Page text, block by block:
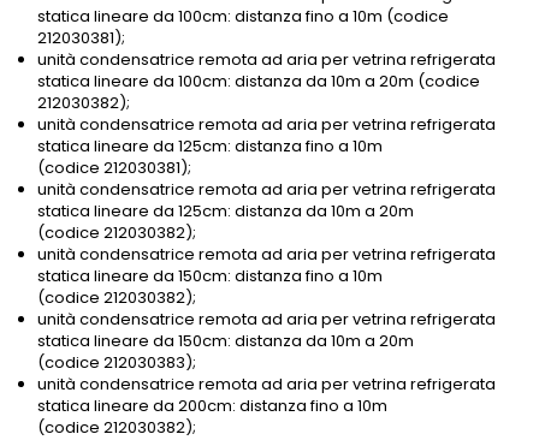
statica lineare da 100cm: distanza fino a 10m (codice
212030381);
unità condensatrice remota ad aria per vetrina refrigerata
statica lineare da 100cm: distanza da 10m a 20m (codice
212030382);
unità condensatrice remota ad aria per vetrina refrigerata
statica lineare da 125cm: distanza fino a 10m
(codice 212030381);
unità condensatrice remota ad aria per vetrina refrigerata
statica lineare da 125cm: distanza da 10m a 20m
(codice 212030382);
unità condensatrice remota ad aria per vetrina refrigerata
statica lineare da 150cm: distanza fino a 10m
(codice 212030382);
unità condensatrice remota ad aria per vetrina refrigerata
statica lineare da 150cm: distanza da 10m a 20m
(codice 212030383);
unità condensatrice remota ad aria per vetrina refrigerata
statica lineare da 200cm: distanza fino a 10m
(codice 212030382);